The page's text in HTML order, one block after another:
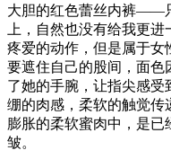
大胆的红色蕾丝内裤——
上，自然也没有给我更
疼爱的动作，但是属于女
要遮住自己的股间，面色
了她的手腕，让指尖感受
绷的肉感，柔软的触觉传
膨胀的柔软蜜肉中，是
皱。